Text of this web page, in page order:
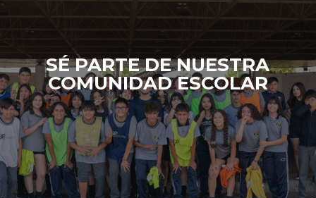
SÉ PARTE DE NUESTRA
COMUNIDAD ESCOLAR